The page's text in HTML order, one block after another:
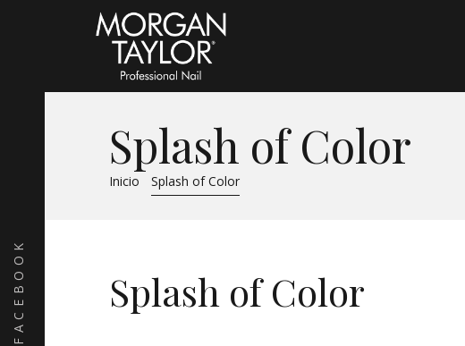
FACEBOOK
Splash of Color
Inicio Splash of Color
Splash of Color